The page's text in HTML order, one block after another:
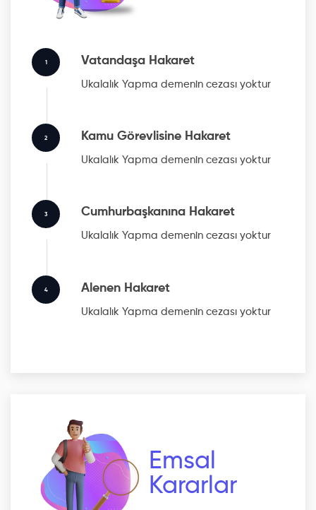
1 Vatandaşa Hakaret
Ukalalık Yapma demenin cezası yoktur
2 Kamu Görevlisine Hakaret
Ukalalık Yapma demenin cezası yoktur
3 Cumhurbaşkanına Hakaret
Ukalalık Yapma demenin cezası yoktur
4 Alenen Hakaret
Ukalalık Yapma demenin cezası yoktur
Emsal
Kararlar